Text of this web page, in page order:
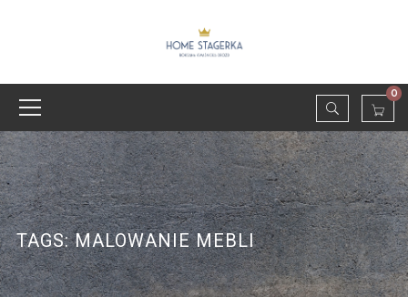
0
TAGS: MALOWANIE MEBLI